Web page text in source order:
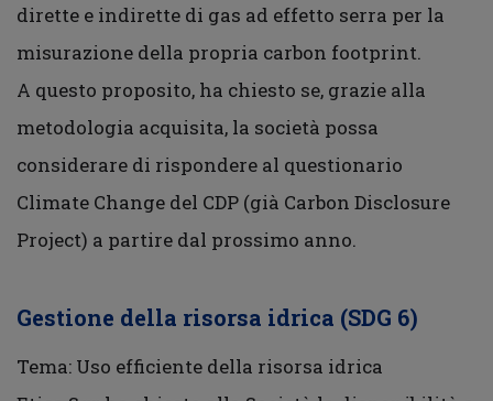
dirette e indirette di gas ad effetto serra per la
misurazione della propria carbon footprint.
A questo proposito, ha chiesto se, grazie alla
metodologia acquisita, la società possa
considerare di rispondere al questionario
Climate Change del CDP (già Carbon Disclosure
Project) a partire dal prossimo anno.
Gestione della risorsa idrica (SDG 6)
Tema: Uso efficiente della risorsa idrica